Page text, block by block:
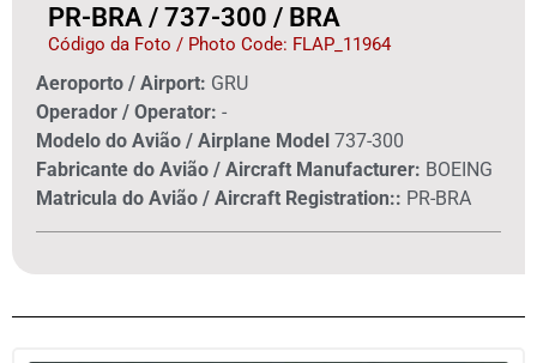
PR-BRA / 737-300 / BRA
Código da Foto / Photo Code: FLAP_11964
Aeroporto / Airport: GRU
Operador / Operator: -
Modelo do Avião / Airplane Model 737-300
Fabricante do Avião / Aircraft Manufacturer: BOEING
Matricula do Avião / Aircraft Registration:: PR-BRA